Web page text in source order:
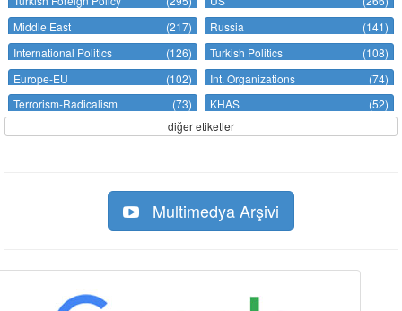
Middle East
(217) Russia
(141)
International Politics
(126) Turkish Politics
(108)
Europe-EU
(102) Int. Organizations
(74)
Terrorism-Radicalism
(73) KHAS
(52)
diğer etiketler
Multimedya Arşivi